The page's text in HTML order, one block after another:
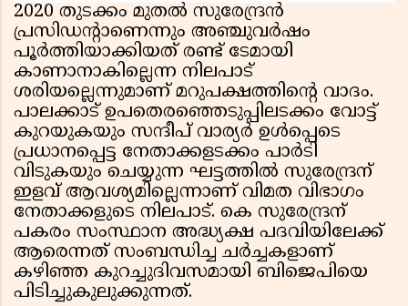
2020 തുടക്കം മുതൽ സുരേന്ദ്രൻ
പ്രസിഡന്റാണെന്നും അഞ്ചുവർഷം
പൂർത്തിയാക്കിയത്‌ രണ്ട്‌ ടേമായി
കാണാനാകില്ലെന്ന നിലപാട്‌
ശരിയല്ലെന്നുമാണ്‌ മറുപക്ഷത്തിന്റെ വാദം.
പാലക്കാട്‌ ഉപതെരഞ്ഞെടുപ്പിലടക്കം വോട്ട്‌
കുറയുകയും സന്ദീപ് വാര്യർ ഉൾപ്പെടെ
പ്രധാനപ്പെട്ട നേതാക്കളടക്കം പാർടി
വിടുകയും ചെയ്യുന്ന ഘട്ടത്തിൽ സുരേന്ദ്രന്‌
ഇളവ്‌ ആവശ്യമില്ലെന്നാണ്‌ വിമത വിഭാഗം
നേതാക്കളുടെ നിലപാട്. കെ സുരേന്ദ്രന്
പകരം സംസ്ഥാന അദ്ധ്യക്ഷ പദവിയിലേക്ക്
ആരെന്നത്‌ സംബന്ധിച്ച ചർച്ചകളാണ്‌
കഴിഞ്ഞ കുറച്ചുദിവസമായി ബിജെപിയെ
പിടിച്ചുകുലുക്കുന്നത്‌.